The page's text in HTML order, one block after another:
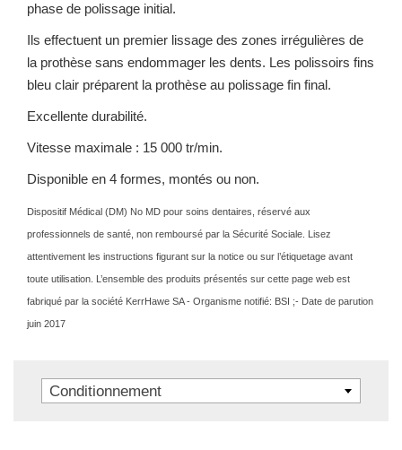
phase de polissage initial.
Ils effectuent un premier lissage des zones irrégulières de
la prothèse sans endommager les dents. Les polissoirs fins
bleu clair préparent la prothèse au polissage fin final.
Excellente durabilité.
Vitesse maximale : 15 000 tr/min.
Disponible en 4 formes, montés ou non.
Dispositif Médical (DM) No MD pour soins dentaires, réservé aux
professionnels de santé, non remboursé par la Sécurité Sociale. Lisez
attentivement les instructions figurant sur la notice ou sur l’étiquetage avant
toute utilisation. L’ensemble des produits présentés sur cette page web est
fabriqué par la société KerrHawe SA - Organisme notifié: BSI ;- Date de parution
juin 2017
Conditionnement